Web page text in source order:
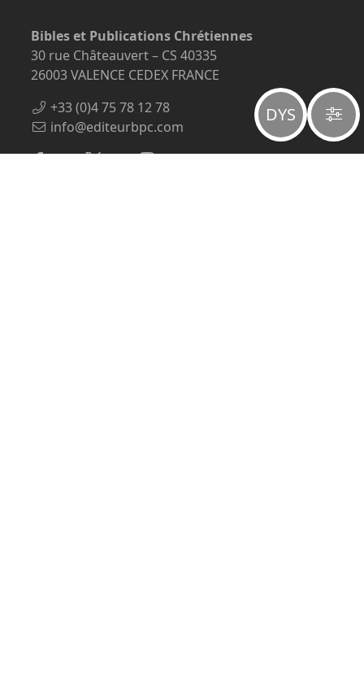
DYS
Bibles et Publications Chrétiennes
30 rue Châteauvert – CS 40335
26003 VALENCE CEDEX FRANCE
+33 (0)4 75 78 12 78
info@editeurbpc.com